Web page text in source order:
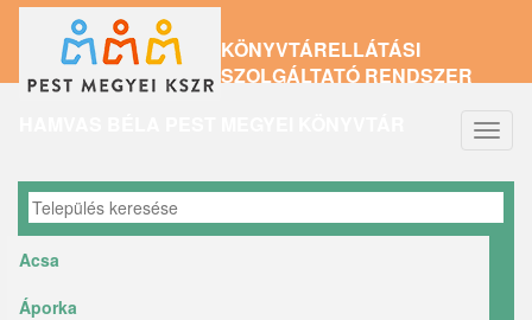
tartalomra
KÖNYVTÁRELLÁTÁSI
SZOLGÁLTATÓ RENDSZER
Acsa
Áporka